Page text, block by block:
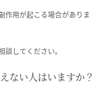
作用が起こる場合がありま
してください。
ない人はいますか？